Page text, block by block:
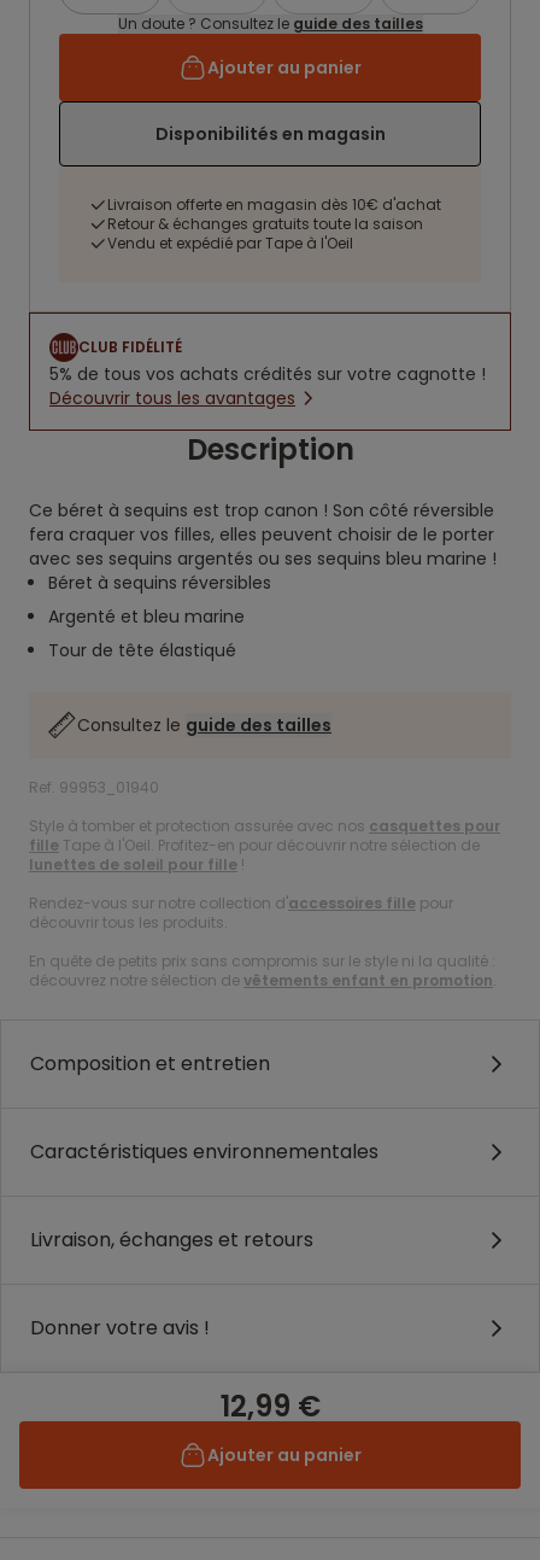
Un doute ? Consultez le guide des tailles
Ajouter au panier
Disponibilités en magasin
Livraison offerte en magasin dès 10€ d'achat
Retour & échanges gratuits toute la saison
Vendu et expédié par Tape à l'Oeil
CLUB FIDÉLITÉ
5% de tous vos achats crédités sur votre cagnotte !
Découvrir tous les avantages
Description
Ce béret à sequins est trop canon ! Son côté réversible
fera craquer vos filles, elles peuvent choisir de le porter
avec ses sequins argentés ou ses sequins bleu marine !
Béret à sequins réversibles
Argenté et bleu marine
Tour de tête élastiqué
Consultez le guide des tailles
Ref. 99953_01940
Style à tomber et protection assurée avec nos casquettes pour
fille Tape à l'Oeil. Profitez-en pour découvrir notre sélection de
lunettes de soleil pour fille !
Rendez-vous sur notre collection d'accessoires fille pour
découvrir tous les produits.
En quête de petits prix sans compromis sur le style ni la qualité :
découvrez notre sélection devêtements enfant en promotion.
Composition et entretien
Caractéristiques environnementales
Livraison, échanges et retours
Donner votre avis !
12,99 €
Ajouter au panier